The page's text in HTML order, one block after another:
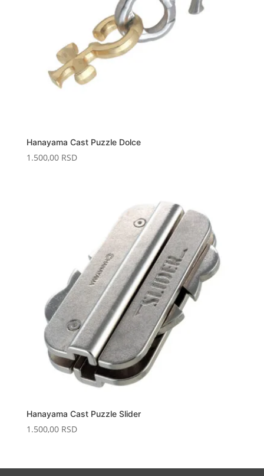
Hanayama Cast Puzzle Dolce
1.500,00 RSD
Hanayama Cast Puzzle Slider
1.500,00 RSD